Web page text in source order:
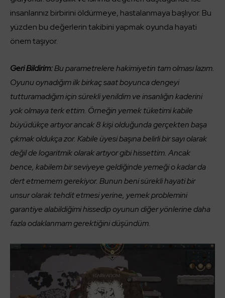
insanlarınız birbirini öldürmeye, hastalanmaya başlıyor. Bu
yüzden bu değerlerin takibini yapmak oyunda hayati
önem taşıyor.
Geri Bildirim:Bu parametrelere hakimiyetin tam olması lazım.
Oyunu oynadığım ilk birkaç saat boyunca dengeyi
tutturamadığım için sürekli yenildim ve insanlığın kaderini
yok olmaya terk ettim. Örneğin yemek tüketimi kabile
büyüdükçe artıyor ancak 8 kişi olduğunda gerçekten başa
çıkmak oldukça zor. Kabile üyesi başına belirli bir sayı olarak
değil de logaritmik olarak artıyor gibi hissettim. Ancak
bence, kabilem bir seviyeye geldiğinde yemeği o kadar da
dert etmemem gerekiyor. Bunun beni sürekli hayati bir
unsur olarak tehdit etmesi yerine, yemek problemini
garantiye alabildiğimi hissedip oyunun diğer yönlerine daha
fazla odaklanmam gerektiğini düşündüm.